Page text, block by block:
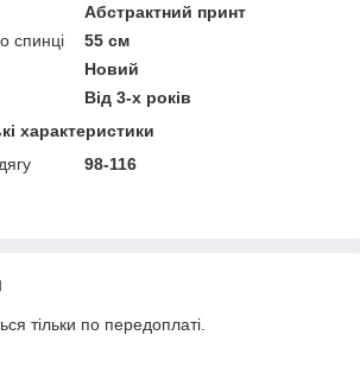
Абстрактний принт
спинці
55 см
Новий
Від 3-х років
характеристики
98-116
тільки по передоплаті.